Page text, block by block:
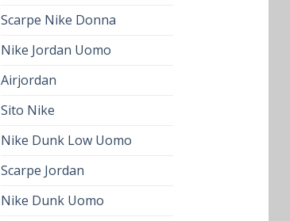
Scarpe Nike Donna
Nike Jordan Uomo
Airjordan
Sito Nike
Nike Dunk Low Uomo
Scarpe Jordan
Nike Dunk Uomo